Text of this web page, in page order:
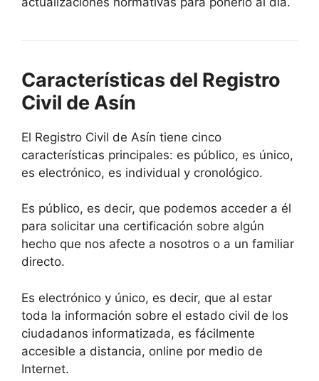
Características del Registro
Civil de Asín
El Registro Civil de Asín tiene cinco
características principales: es público, es único,
es electrónico, es individual y cronológico.
Es público, es decir, que podemos acceder a él
para solicitar una certificación sobre algún
hecho que nos afecte a nosotros o a un familiar
directo.
Es electrónico y único, es decir, que al estar
toda la información sobre el estado civil de los
ciudadanos informatizada, es fácilmente
accesible a distancia, online por medio de
Internet.